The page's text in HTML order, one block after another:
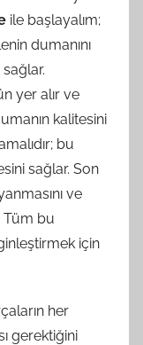
ile başlayalım;
dumanını
yer alır ve
kalitesini
bu
sağlar. Son
ve
Tüm bu
için
her
gerektiğini